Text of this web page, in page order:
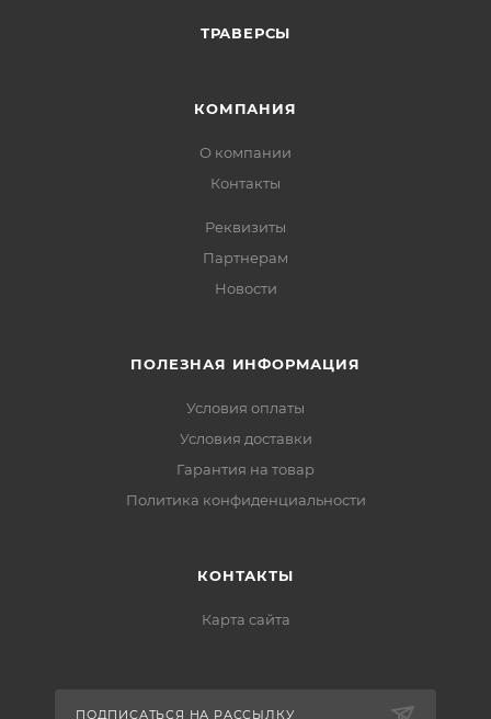
ТРАВЕРСЫ
КОМПАНИЯ
О компании
Контакты
Реквизиты
Партнерам
Новости
ПОЛЕЗНАЯ ИНФОРМАЦИЯ
Условия оплаты
Условия доставки
Гарантия на товар
Политика конфиденциальности
КОНТАКТЫ
Карта сайта
ПОДПИСАТЬСЯ НА РАССЫЛКУ